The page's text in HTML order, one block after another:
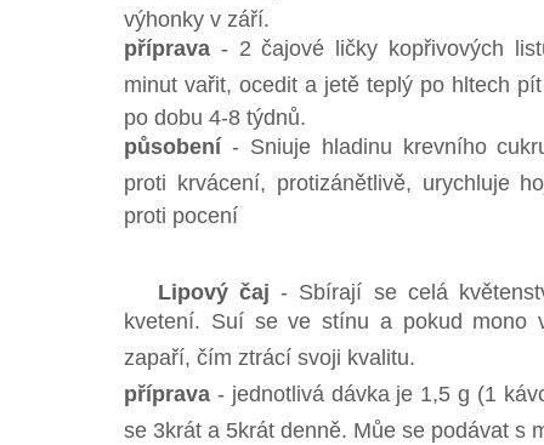
výhonky v září.
příprava - 2 čajové ličky kopřivových
minut vařit, ocedit a jetě teplý po hltech
po dobu 4-8 týdnů.
působení- Sniuje hladinu krevního
proti krvácení, protizánětlivě, urychluje
proti pocení
Lipový čaj - Sbírají se celá
kvetení. Suí se ve stínu a pokud
zapaří, čím ztrácí svoji kvalitu.
příprava - jednotlivá dávka je 1,5 g (1
se 3krát a 5krát denně. Můe se podávat s